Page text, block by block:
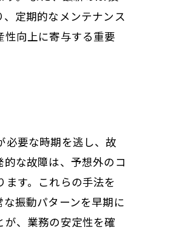
定期的なメンテナンス
向上に寄与する重要
必要な時期を逃し、故
な故障は、予想外のコ
す。これらの手法を
振動パターンを早期に
、業務の安定性を確